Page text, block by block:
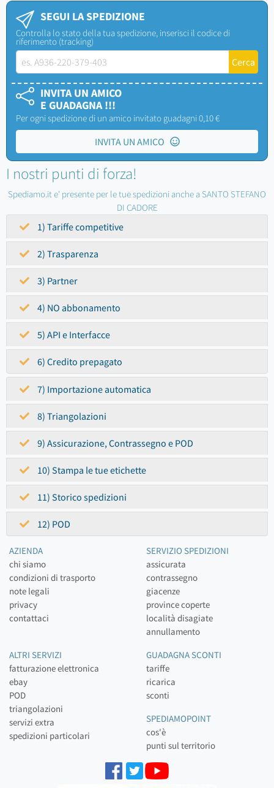
SEGUI LA SPEDIZIONE
Controlla lo stato della tua spedizione, inserisci il codice di
riferimento (tracking)
INVITA UN AMICO
E GUADAGNA !!!
Per ogni spedizione di un amico invitato guadagni 0,10 €
INVITA UN AMICO
I nostri punti di forza!
Spediamo.it e' presente per le tue spedizioni anche a SANTO STEFANO
DI CADORE
1) Tariffe competitive
2) Trasparenza
3) Partner
4) NO abbonamento
5) API e Interfacce
6) Credito prepagato
7) Importazione automatica
8) Triangolazioni
9) Assicurazione, Contrassegno e POD
10) Stampa le tue etichette
11) Storico spedizioni
12) POD
AZIENDA
chi siamo
condizioni di trasporto
note legali
privacy
contattaci
SERVIZIO SPEDIZIONI
assicurata
contrassegno
giacenze
province coperte
località disagiate
annullamento
ALTRI SERVIZI
fatturazione elettronica
ebay
POD
triangolazioni
servizi extra
spedizioni particolari
GUADAGNA SCONTI
tariffe
ricarica
sconti
SPEDIAMOPOINT
cos'è
punti sul territorio